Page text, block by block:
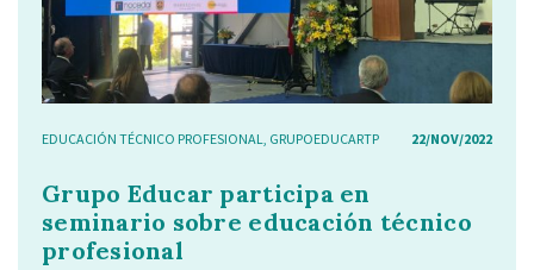
EDUCACIÓN TÉCNICO PROFESIONAL, GRUPOEDUCARTP 22/NOV/2022
Grupo Educar participa en
seminario sobre educación técnico
profesional